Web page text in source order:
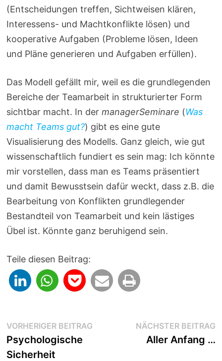
(Entscheidungen treffen, Sichtweisen klären,
Interessens- und Machtkonflikte lösen) und
kooperative Aufgaben (Probleme lösen, Ideen
und Pläne generieren und Aufgaben erfüllen).
Das Modell gefällt mir, weil es die grundlegenden
Bereiche der Teamarbeit in strukturierter Form
sichtbar macht. In dermanagerSeminare (Was
macht Teams gut?) gibt es eine gute
Visualisierung des Modells. Ganz gleich, wie gut
wissenschaftlich fundiert es sein mag: Ich könnte
mir vorstellen, dass man es Teams präsentiert
und damit Bewusstsein dafür weckt, dass z.B. die
Bearbeitung von Konflikten grundlegender
Bestandteil von Teamarbeit und kein lästiges
Übel ist. Könnte ganz beruhigend sein.
Teile diesen Beitrag:
Beitragsnavigation
VORHERIGER BEITRAG Vorheriger
Psychologische
Sicherheit
NÄCHSTER BEITRAG
Aller Anfang …